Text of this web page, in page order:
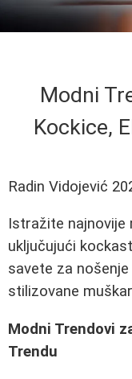
Modni
Kockice,
Radin Vidojević
Istražite najnovije
uključujući
savete za
stilizovane
Modni Trendovi
Trendu